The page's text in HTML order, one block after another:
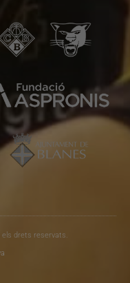
els drets reservats.